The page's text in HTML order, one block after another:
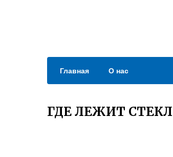
Главная О нас
ГДЕ ЛЕЖИТ